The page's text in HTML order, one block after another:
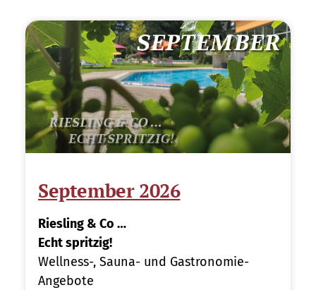
September 2026
Riesling & Co …
Echt spritzig!
Wellness-, Sauna- und Gastronomie-
Angebote